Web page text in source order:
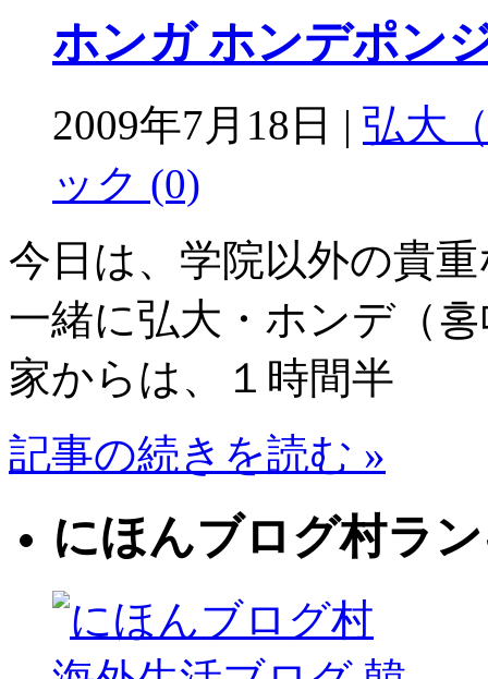
ホンガ ホンデポン
2009年7月18日 | 弘大
ック (0)
今日は、学院以外の貴
一緒に弘大・ホンデ（
家からは、１時間半
記事の続きを読む »
にほんブログ村ラ